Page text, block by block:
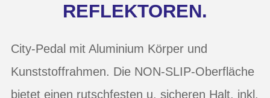
REFLEKTOREN.
City-Pedal mit Aluminium Körper und
Kunststoffrahmen. Die NON-SLIP-Oberfläche
bietet einen rutschfesten u. sicheren Halt. inkl.